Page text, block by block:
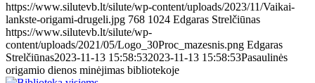
https://www.silutevb.lt/silute/wp-content/uploads/2023/11/Vaikai-
lankste-origami-drugeli.jpg 768 1024 Edgaras Strelčiūnas
https://www.silutevb.lt/silute/wp-
content/uploads/2021/05/Logo_30Proc_mazesnis.png Edgaras
Strelčiūnas2023-11-13 15:58:532023-11-13 15:58:53Pasaulinės
origamio dienos minėjimas bibliotekoje